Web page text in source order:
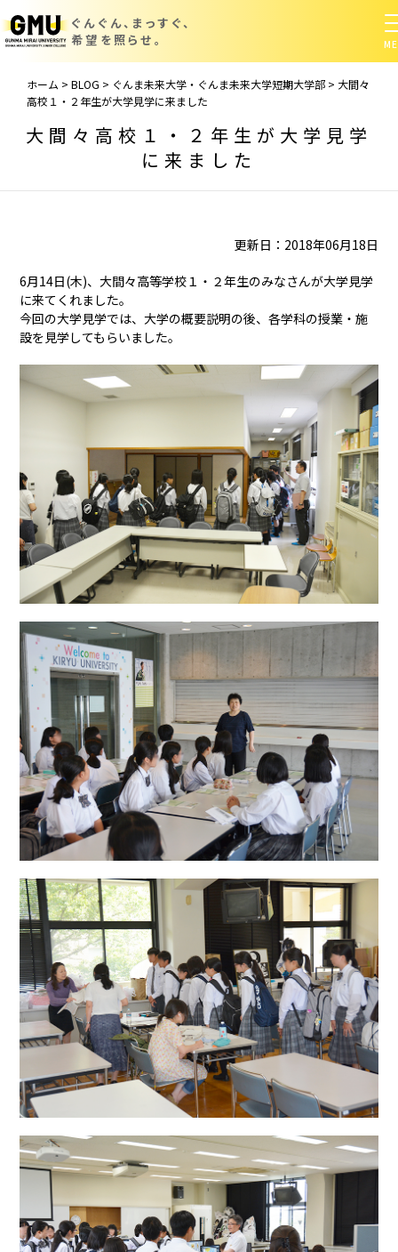
ぐんぐん、まっすぐ、
希望を照らせ。
ホーム > BLOG > ぐんま未来大学・ぐんま未来大学短期大学部 > 大間々
高校１・２年生が大学見学に来ました
大間々高校１・２年生が大学見学
に来ました
更新日：2018年06月18日
6月14日(木)、大間々高等学校１・２年生のみなさんが大学見学
に来てくれました。
今回の大学見学では、大学の概要説明の後、各学科の授業・施
設を見学してもらいました。